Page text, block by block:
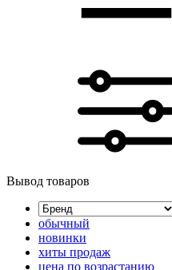
Вывод товаров
обычный
новинки
хиты продаж
цена по возрастанию